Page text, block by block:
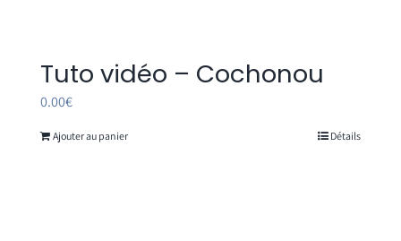
Tuto vidéo – Cochonou
0.00€
Ajouter au panier Détails